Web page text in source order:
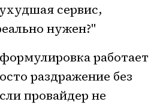
сервис,
нужен?"
работает
раздражение без
провайдер не